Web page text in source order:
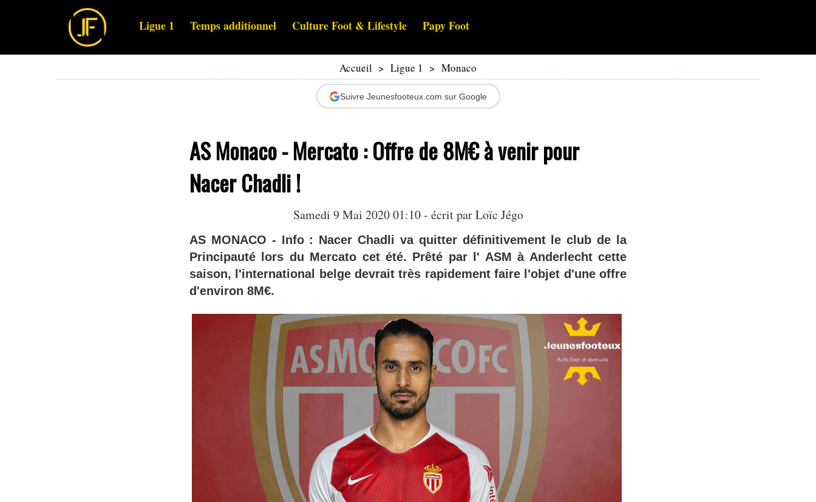
Ligue 1 Temps additionnel Culture Foot & Lifestyle Papy Foot
Accueil > Ligue 1 > Monaco
Suivre Jeunesfooteux.com sur Google
AS Monaco - Mercato : Offre de 8M€ à venir pour
Nacer Chadli !
Samedi 9 Mai 2020 01:10 - écrit parLoïc Jégo
AS MONACO - Info : Nacer Chadli va quitter définitivement le club de la
Principauté lors du Mercato cet été. Prêté par l' ASM à Anderlecht cette
saison, l'international belge devrait très rapidement faire l'objet d'une offre
d'environ 8M€.